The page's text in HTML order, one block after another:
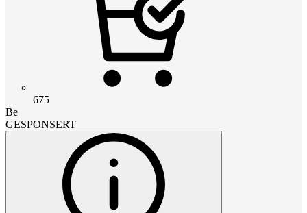
675
Be
GESPONSERT